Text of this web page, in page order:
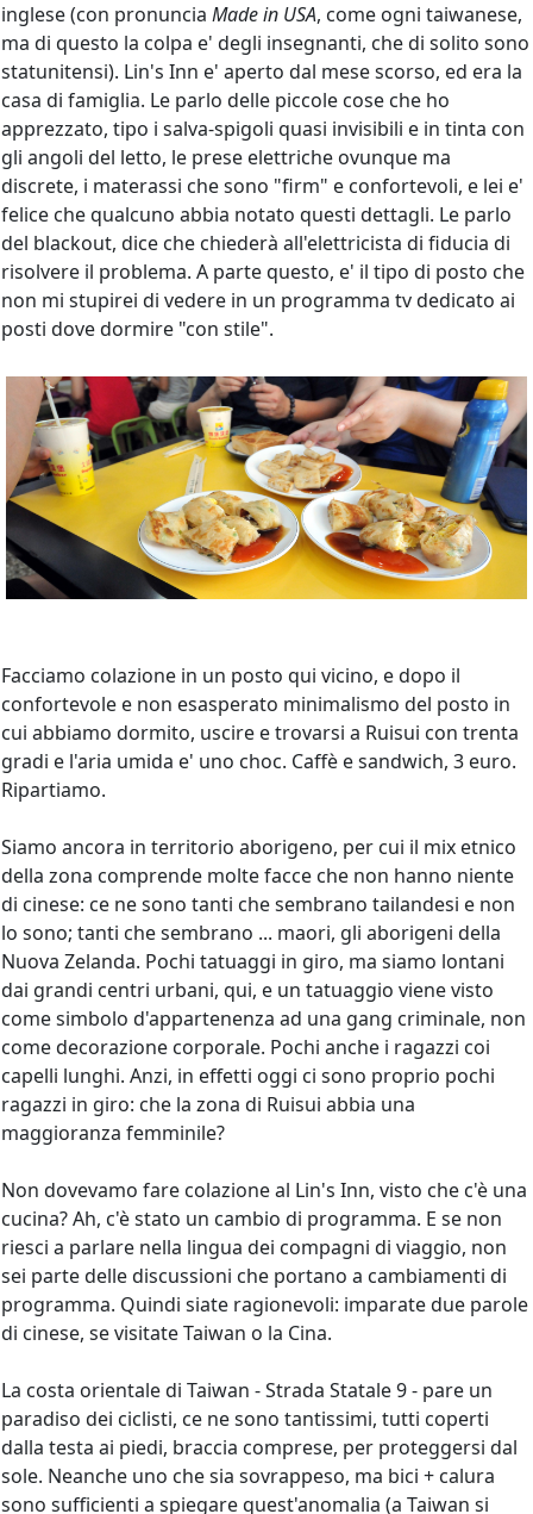
inglese (con pronuncia Made in USA, come ogni taiwanese,
ma di questo la colpa e' degli insegnanti, che di solito sono
statunitensi). Lin's Inn e' aperto dal mese scorso, ed era la
casa di famiglia. Le parlo delle piccole cose che ho
apprezzato, tipo i salva-spigoli quasi invisibili e in tinta con
gli angoli del letto, le prese elettriche ovunque ma
discrete, i materassi che sono "firm" e confortevoli, e lei e'
felice che qualcuno abbia notato questi dettagli. Le parlo
del blackout, dice che chiederà all'elettricista di fiducia di
risolvere il problema. A parte questo, e' il tipo di posto che
non mi stupirei di vedere in un programma tv dedicato ai
posti dove dormire "con stile".
Facciamo colazione in un posto qui vicino, e dopo il
confortevole e non esasperato minimalismo del posto in
cui abbiamo dormito, uscire e trovarsi a Ruisui con trenta
gradi e l'aria umida e' uno choc. Caffè e sandwich, 3 euro.
Ripartiamo.
Siamo ancora in territorio aborigeno, per cui il mix etnico
della zona comprende molte facce che non hanno niente
di cinese: ce ne sono tanti che sembrano tailandesi e non
lo sono; tanti che sembrano ... maori, gli aborigeni della
Nuova Zelanda. Pochi tatuaggi in giro, ma siamo lontani
dai grandi centri urbani, qui, e un tatuaggio viene visto
come simbolo d'appartenenza ad una gang criminale, non
come decorazione corporale. Pochi anche i ragazzi coi
capelli lunghi. Anzi, in effetti oggi ci sono proprio pochi
ragazzi in giro: che la zona di Ruisui abbia una
maggioranza femminile?
Non dovevamo fare colazione al Lin's Inn, visto che c'è una
cucina? Ah, c'è stato un cambio di programma. E se non
riesci a parlare nella lingua dei compagni di viaggio, non
sei parte delle discussioni che portano a cambiamenti di
programma. Quindi siate ragionevoli: imparate due parole
di cinese, se visitate Taiwan o la Cina.
La costa orientale di Taiwan - Strada Statale 9 - pare un
paradiso dei ciclisti, ce ne sono tantissimi, tutti coperti
dalla testa ai piedi, braccia comprese, per proteggersi dal
sole. Neanche uno che sia sovrappeso, ma bici + calura
sono sufficienti a spiegare quest'anomalia (a Taiwan si